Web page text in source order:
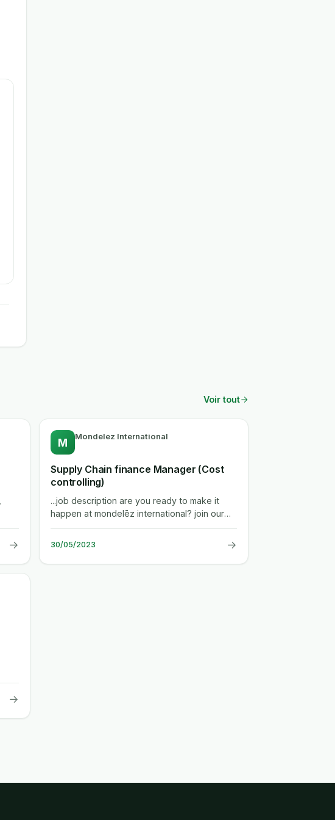
Voir tout
→
M Mondelez International
Supply Chain finance Manager (Cost
controlling)
...job description are you ready to make it
happen at mondelēz international? join our
mission to lead the future of...
30/05/2023 →
→